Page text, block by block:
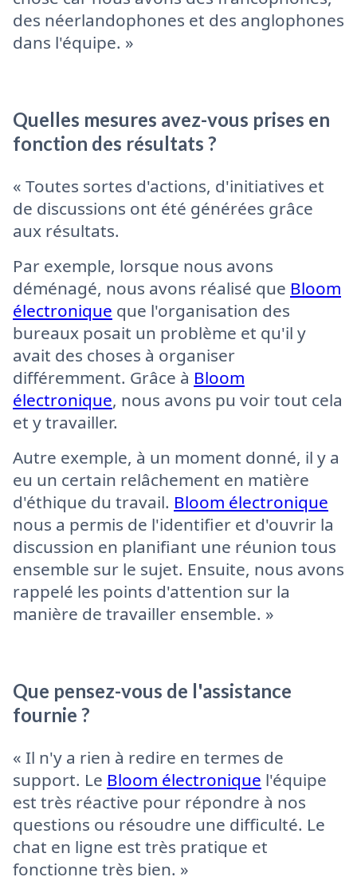
des néerlandophones et des anglophones
dans l'équipe. »
Quelles mesures avez-vous prises en
fonction des résultats ?
« Toutes sortes d'actions, d'initiatives et
de discussions ont été générées grâce
aux résultats.
Par exemple, lorsque nous avons
déménagé, nous avons réalisé que Bloom
électronique que l'organisation des
bureaux posait un problème et qu'il y
avait des choses à organiser
différemment. Grâce à Bloom
électronique, nous avons pu voir tout cela
et y travailler.
Autre exemple, à un moment donné, il y a
eu un certain relâchement en matière
d'éthique du travail. Bloom électronique
nous a permis de l'identifier et d'ouvrir la
discussion en planifiant une réunion tous
ensemble sur le sujet. Ensuite, nous avons
rappelé les points d'attention sur la
manière de travailler ensemble. »
Que pensez-vous de l'assistance
fournie ?
« Il n'y a rien à redire en termes de
support. Le Bloom électronique l'équipe
est très réactive pour répondre à nos
questions ou résoudre une difficulté. Le
chat en ligne est très pratique et
fonctionne très bien. »